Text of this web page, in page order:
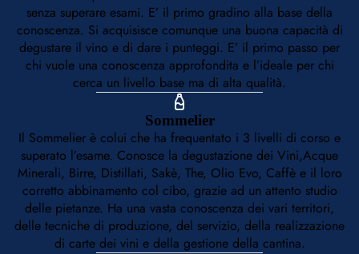
senza superare esami. E’ il primo gradino alla base della
conoscenza. Si acquisisce comunque una buona capacità di
degustare il vino e di dare i punteggi. E’ il primo passo per
chi vuole una conoscenza approfondita e l’ideale per chi
cerca un livello base ma di alta qualità.
Sommelier
Il Sommelier è colui che ha frequentato i 3 livelli di corso e
superato l’esame. Conosce la degustazione dei Vini,Acque
Minerali, Birre, Distillati, Sakè, The, Olio Evo, Caffè e il loro
corretto abbinamento col cibo, grazie ad un attento studio
delle pietanze. Ha una vasta conoscenza dei vari territori,
delle tecniche di produzione, del servizio, della realizzazione
di carte dei vini e della gestione della cantina.